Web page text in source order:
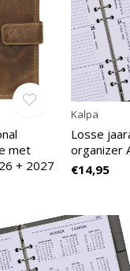
met
+ 2027
Kalpa
Losse
organizer
€14,95